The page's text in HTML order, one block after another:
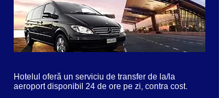
Hotelul oferă un serviciu de transfer de la/la
aeroport disponibil 24 de ore pe zi, contra cost.